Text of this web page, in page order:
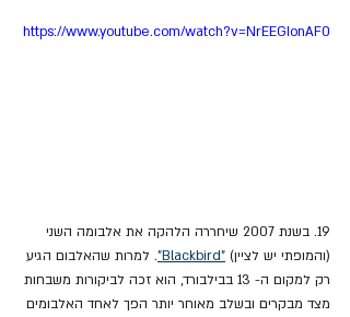
https://www.youtube.com/watch?v=NrEEGIonAF0
19. בשנת 2007 שיחררה הלהקה את אלבומה השני
(והמופתי יש לציין) "Blackbird"
. למרות שהאלבום הגיע
רק למקום ה- 13 בבילבורד, הוא זכה לביקורות משבחות
מצד מבקרים ובשלב מאוחר יותר הפך לאחד האלבומים